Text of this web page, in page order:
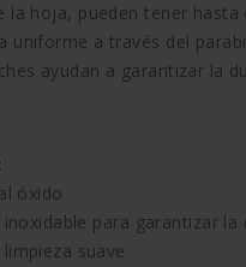
la hoja, pueden tener
uniforme a través del
ayudan a garantizar la
óxido
para garantizar la
suave